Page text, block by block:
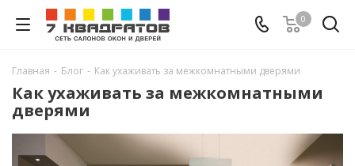
0
Главная - Блог - Как ухаживать за межкомнатными дверями
Как ухаживать за межкомнатными
дверями